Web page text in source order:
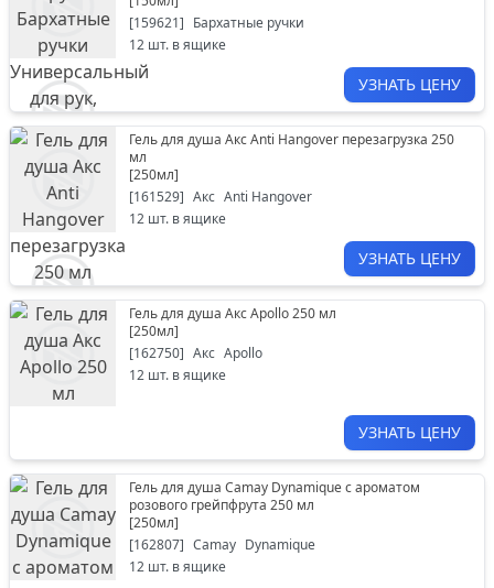
[159621] Бархатные ручки
12 шт. в ящике
УЗНАТЬ ЦЕНУ
Гель для душа Акс Anti Hangover перезагрузка 250
мл
[250мл]
[161529] Акс Anti Hangover
12 шт. в ящике
УЗНАТЬ ЦЕНУ
Гель для душа Акс Apollo 250 мл
[250мл]
[162750] Акс Apollo
12 шт. в ящике
УЗНАТЬ ЦЕНУ
Гель для душа Camay Dynamique с ароматом
розового грейпфрута 250 мл
[250мл]
[162807] Camay Dynamique
12 шт. в ящике